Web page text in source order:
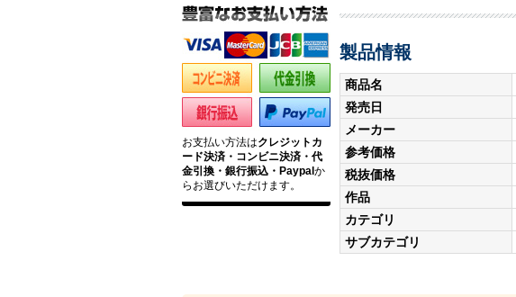
製品情報
商品名
発売日
メーカー
参考価格
税抜価格
作品
カテゴリ
サブカテゴリ
お支払い方法はクレジットカ
ード決済・コンビニ決済・代
金引換・銀行振込・Paypal か
らお選びいただけます。